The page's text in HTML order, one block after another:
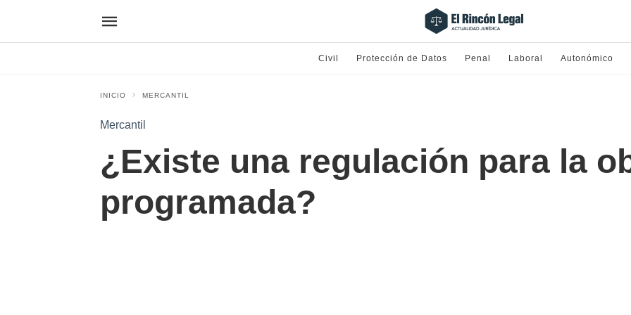
Civil Protección de Datos Penal Laboral Autonómico
INICIO MERCANTIL
Mercantil
¿Existe una regulación para la
programada?